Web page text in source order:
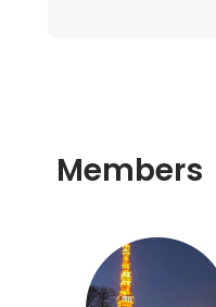
Members